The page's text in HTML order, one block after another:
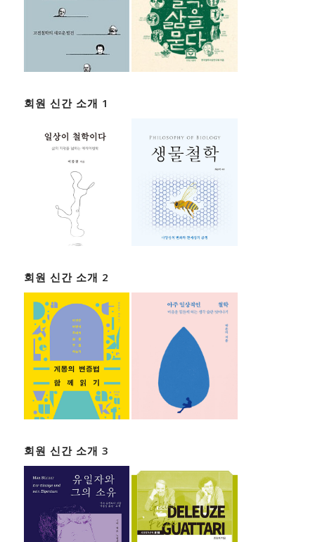
회원 신간 소개 1
회원 신간 소개 2
회원 신간 소개 3